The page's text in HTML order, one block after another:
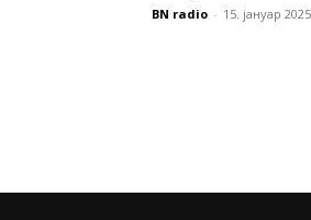
BN radio - 15. јануар 2025.